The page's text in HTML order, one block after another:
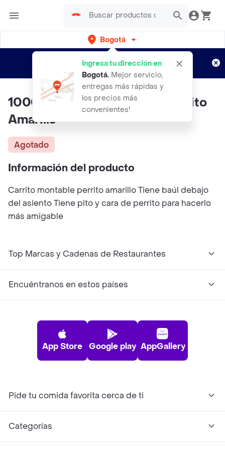
Bogotá
Ingresa tu dirección en
Bogotá. Mejor servicio,
entregas más rápidas y
los precios más
convenientes!
envíos gratis por semanas
Aplican TyC
1000011 Carrito Montable Perrito
Amarillo
Agotado
Información del producto
Carrito montable perrito amarillo Tiene baúl debajo
del asiento Tiene pito y cara de perrito para hacerlo
más amigable
Top Marcas y Cadenas de Restaurantes
Encuéntranos en estos países
App Store Google play AppGallery
Pide tu comida favorita cerca de ti
Categorías